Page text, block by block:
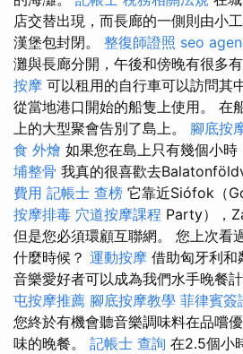
店交替出現，而長廊的一側則由小
漢堡包封閉。 整復師證照 seo
灘與長廊分開，午後和傍晚有很多
按摩 可以租用的自行車可以訪問其
從當地港口開始的船隻上使用。 在
上的大型聚會告別了島上。 腳底按
食 外燴 如果您在島上只有幾個小時
埔整骨 我真的很喜歡去
費用 記帳士 查榜 它靠近Siófok（
按摩排毒 穴道按摩課程 Party），
但是您必須環顧互聯網。 您上次看
什麼時候？ 運動按摩 借助匈牙利和
音樂愛好者可以成為我們水手晚餐
屯按摩推薦 腳底按摩教學 菲律賓簽
您終於有機會聽音樂調味料在品嚐
味的晚餐。 記帳士 查詢 在2.5個小